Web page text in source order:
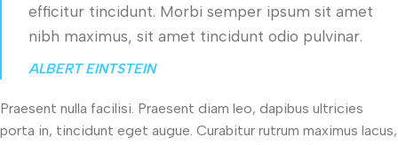
efficitur tincidunt. Morbi semper ipsum sit amet
nibh maximus, sit amet tincidunt odio pulvinar.
ALBERT EINTSTEIN
Praesent nulla facilisi. Praesent diam leo, dapibus ultricies
porta in, tincidunt eget augue. Curabitur rutrum maximus lacus,